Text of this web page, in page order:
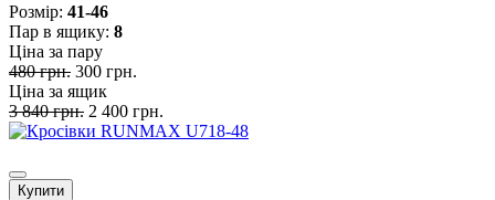
Розмiр: 41-46
Пар в ящику: 8
Ціна за пару
480 грн. 300 грн.
Ціна за ящик
3 840 грн. 2 400 грн.
Купити